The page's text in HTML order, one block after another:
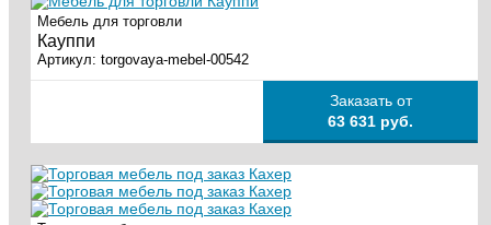
Мебель для торговли
Кауппи
Артикул: torgovaya-mebel-00542
Заказать от
63 631 руб.